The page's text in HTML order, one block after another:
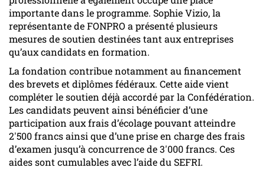
importante dans le programme. Sophie Vizio, la
représentante de FONPRO a présenté plusieurs
mesures de soutien destinées tant aux entreprises
qu’aux candidats en formation.
La fondation contribue notamment au financement
des brevets et diplômes fédéraux. Cette aide vient
compléter le soutien déjà accordé par la Confédération.
Les candidats peuvent ainsi bénéficier d’une
participation aux frais d’écolage pouvant atteindre
2'500 francs ainsi que d’une prise en charge des frais
d’examen jusqu’à concurrence de 3'000 francs. Ces
aides sont cumulables avec l’aide du SEFRI.